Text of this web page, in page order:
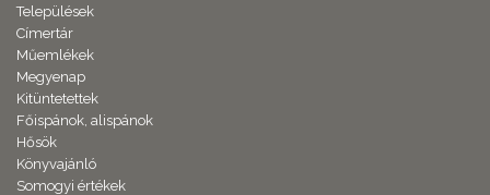
Települések
Címertár
Műemlékek
Megyenap
Kitüntetettek
Főispánok, alispánok
Hősök
Könyvajánló
Somogyi értékek